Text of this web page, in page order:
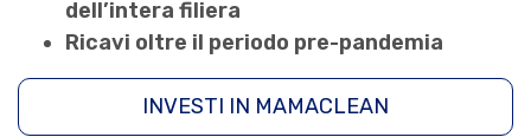
dell’intera filiera
Ricavi oltre il periodo pre-pandemia
INVESTI IN MAMACLEAN